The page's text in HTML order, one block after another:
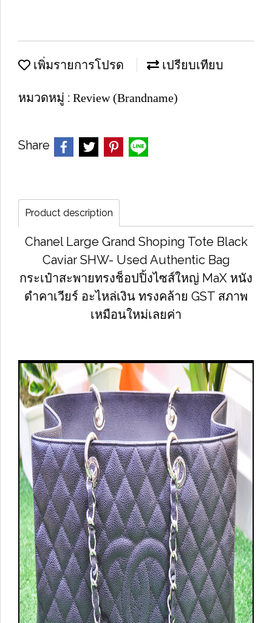
เพิ่มรายการโปรด เปรียบเทียบ
หมวดหมู่ : Review (Brandname)
Share
Product description
Chanel Large Grand Shoping Tote Black
Caviar SHW- Used Authentic Bag
กระเป๋าสะพายทรงช็อปปิ้งไซส์ใหญ่ MaX หนัง
ดำคาเวียร์ อะไหล่เงิน ทรงคล้าย GST สภาพ
เหมือนใหม่เลยค่า